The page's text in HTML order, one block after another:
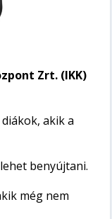
Zrt. (IKK)
akik a
benyújtani.
még nem